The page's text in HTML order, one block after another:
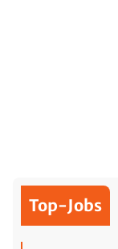
Top-Jobs